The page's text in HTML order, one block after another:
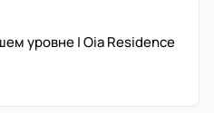
уровне | Oia Residence